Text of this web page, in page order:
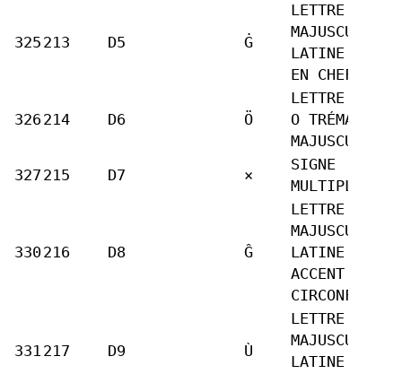
325 213 D5 Ġ
LETTRE
MAJUSCULE
LATINE G
EN CHEF
326 214 D6 Ö
LETTRE
O TRÉMA
MAJUSCULE
327 215 D7 ×
SIGNE
330216 D8 Ĝ
LETTRE
MAJUSCULE
LATINE G
ACCENT
CIRCONFLEXE
331 217 D9 Ù
LETTRE
MAJUSCULE
LATINE U